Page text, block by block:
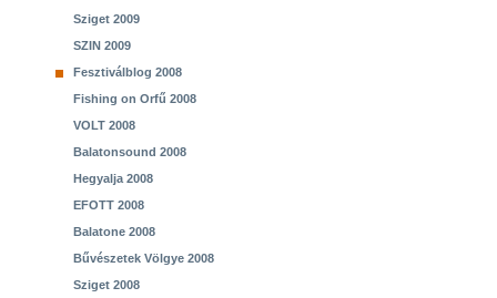
Sziget 2009
SZIN 2009
Fesztiválblog 2008
Fishing on Orfű 2008
VOLT 2008
Balatonsound 2008
Hegyalja 2008
EFOTT 2008
Balatone 2008
Bűvészetek Völgye 2008
Sziget 2008